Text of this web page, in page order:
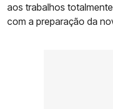
aos trabalhos
com a preparação da